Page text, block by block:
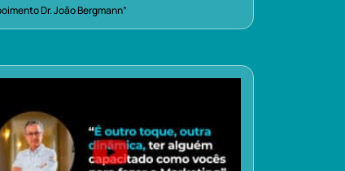
Dr. João Bergmann”